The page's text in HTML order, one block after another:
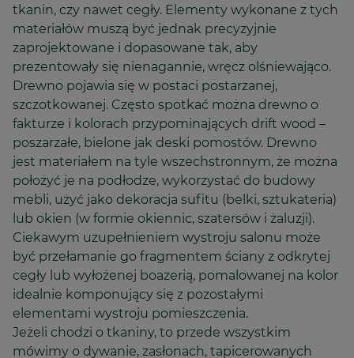
tkanin, czy nawet cegły. Elementy wykonane z tych
materiałów muszą być jednak precyzyjnie
zaprojektowane i dopasowane tak, aby
prezentowały się nienagannie, wręcz olśniewająco.
Drewno pojawia się w postaci postarzanej,
szczotkowanej. Często spotkać można drewno o
fakturze i kolorach przypominających drift wood –
poszarzałe, bielone jak deski pomostów. Drewno
jest materiałem na tyle wszechstronnym, że można
położyć je na podłodze, wykorzystać do budowy
mebli, użyć jako dekoracja sufitu (belki, sztukateria)
lub okien (w formie okiennic, szatersów i żaluzji).
Ciekawym uzupełnieniem wystroju salonu może
być przełamanie go fragmentem ściany z odkrytej
cegły lub wyłożenej boazerią, pomalowanej na kolor
idealnie komponujący się z pozostałymi
elementami wystroju pomieszczenia.
Jeżeli chodzi o tkaniny, to przede wszystkim
mówimy o dywanie, zasłonach, tapicerowanych